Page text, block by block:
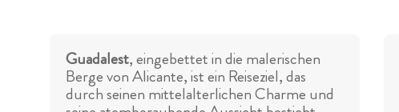
Guadalest, eingebettet in die malerischen
Berge von Alicante, ist ein Reiseziel, das
durch seinen mittelalterlichen Charme und